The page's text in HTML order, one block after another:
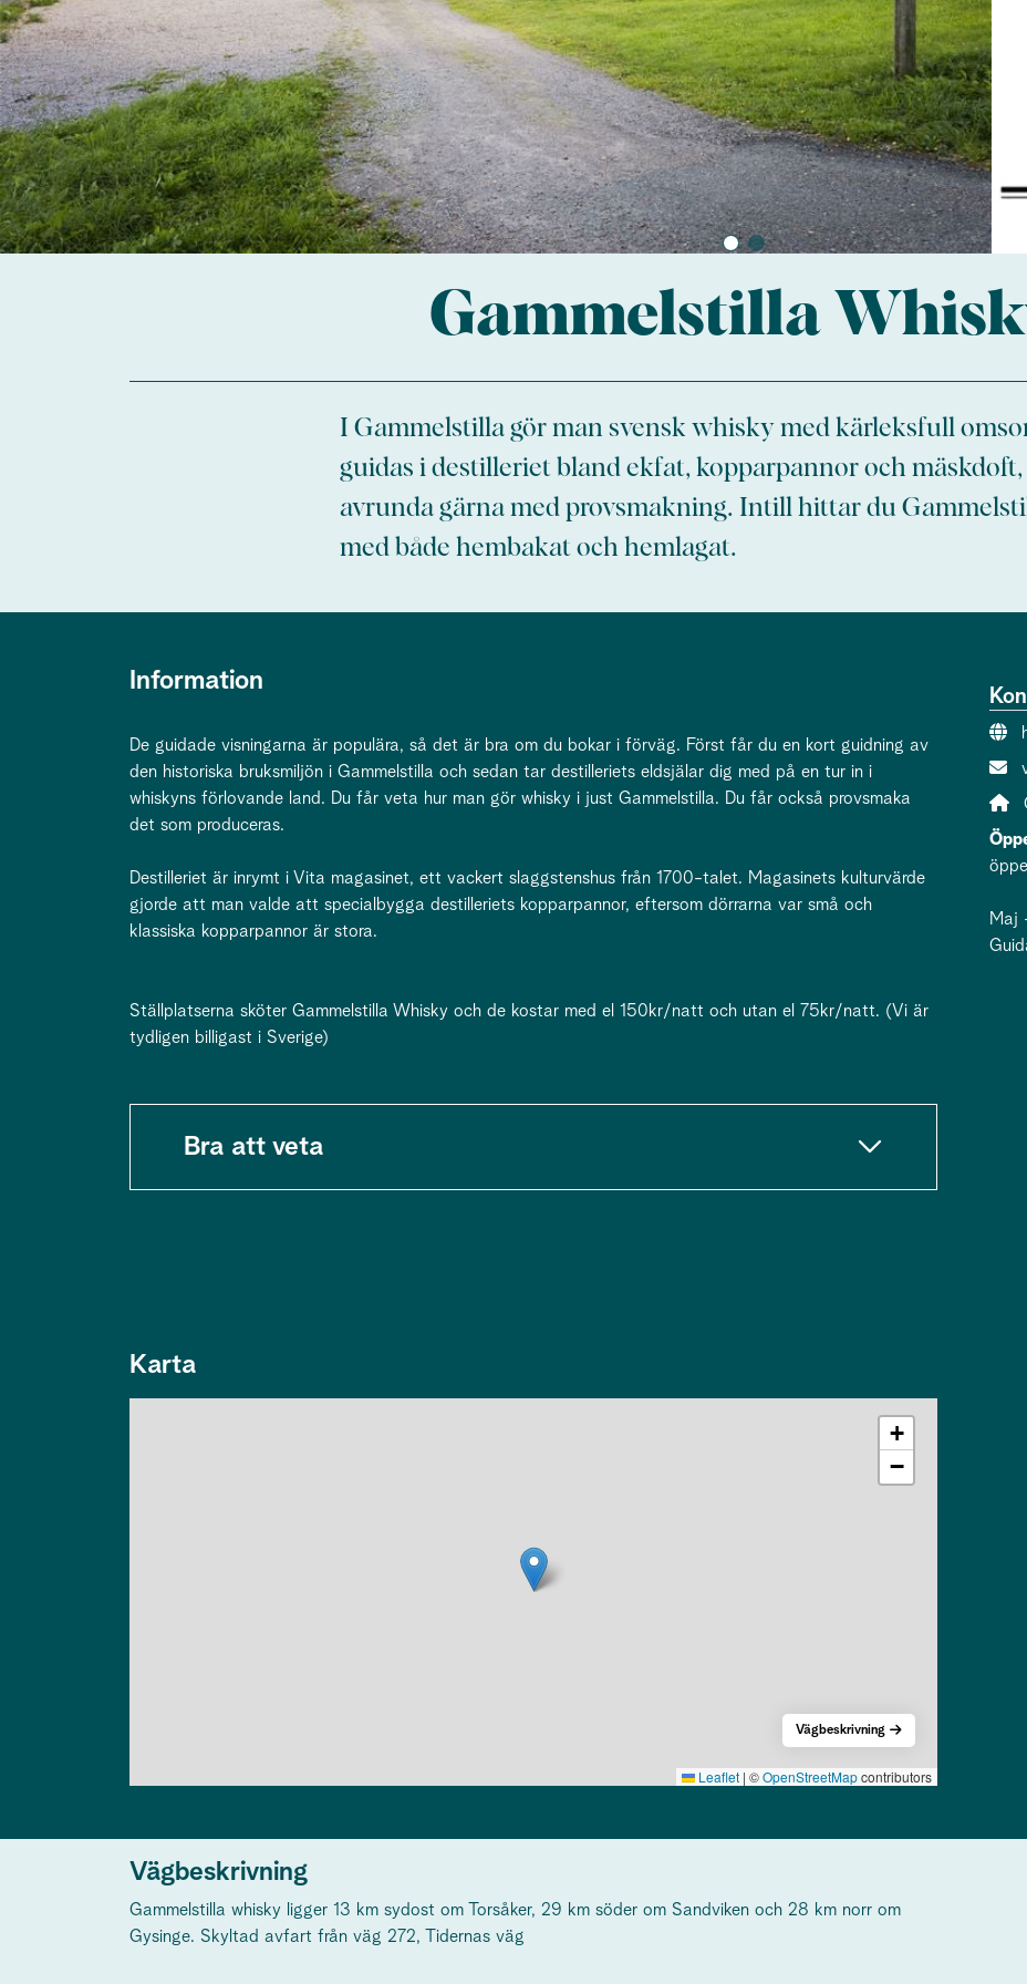
Gammelstilla
I Gammelstilla gör man svensk whisky med kärleksfull
guidas i destilleriet bland ekfat, kopparpannor och
avrunda gärna med provsmakning. Intill hittar du
med både hembakat och hemlagat.
Information
De guidade visningarna är populära, så det är bra om du bokar i förväg. Först får du en kort guidning av
den historiska bruksmiljön i Gammelstilla och sedan tar destilleriets eldsjälar dig med på en tur in i
whiskyns förlovande land. Du får veta hur man gör whisky i just Gammelstilla. Du får också provsmaka
det som produceras.
Destilleriet är inrymt i Vita magasinet, ett vackert slaggstenshus från 1700-talet. Magasinets kulturvärde
gjorde att man valde att specialbygga destilleriets kopparpannor, eftersom dörrarna var små och
klassiska kopparpannor är stora.
Ställplatserna sköter Gammelstilla Whisky och de kostar med el 150kr/natt och utan el 75kr/natt. (Vi är
tydligen billigast i Sverige)
Bra att veta
Maj
Karta
+
−
Leaflet | ©OpenStreetMapcontributors
Vägbeskrivning
Vägbeskrivning
Gammelstilla whisky ligger 13 km sydost om Torsåker, 29 km söder om Sandviken och 28 km norr om
Gysinge. Skyltad avfart från väg 272, Tidernas väg